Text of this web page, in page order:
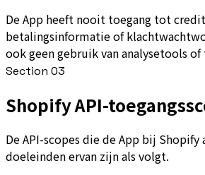
De App heeft nooit toegang tot
betalingsinformatie of
ook geen gebruik van analysetools
Section 03
Shopify API-
De API-scopes die de App bij Shopify
doeleinden ervan zijn als volgt.